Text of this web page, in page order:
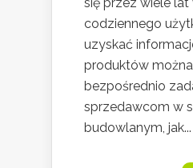
codziennego
uzyskać
produktów można
bezpośrednio
sprzedawcom w
budowlanym, jak...